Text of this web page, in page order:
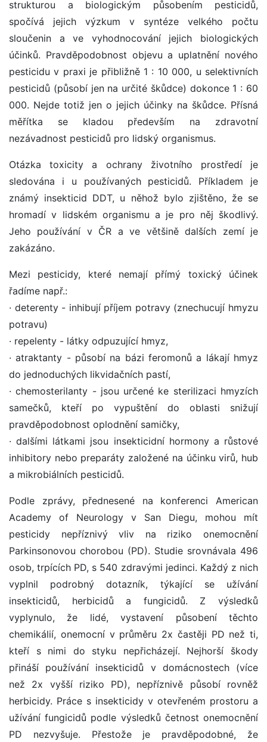
strukturou a biologickým působením pesticidů,
spočívá jejich výzkum v syntéze velkého počtu
sloučenin a ve vyhodnocování jejich biologických
účinků. Pravděpodobnost objevu a uplatnění nového
pesticidu v praxi je přibližně 1 : 10 000, u selektivních
pesticidů (působí jen na určité škůdce) dokonce 1 : 60
000. Nejde totiž jen o jejich účinky na škůdce. Přísná
měřítka se kladou především na zdravotní
nezávadnost pesticidů pro lidský organismus.
Otázka toxicity a ochrany životního prostředí je
sledována i u používaných pesticidů. Příkladem je
známý insekticid DDT, u něhož bylo zjištěno, že se
hromadí v lidském organismu a je pro něj škodlivý.
Jeho používání v ČR a ve většině dalších zemí je
zakázáno.
Mezi pesticidy, které nemají přímý toxický účinek
řadíme např.:
· deterenty - inhibují příjem potravy (znechucují hmyzu
potravu)
· repelenty - látky odpuzující hmyz,
· atraktanty - působí na bázi feromonů a lákají hmyz
do jednoduchých likvidačních pastí,
· chemosterilanty - jsou určené ke sterilizaci hmyzích
samečků, kteří po vypuštění do oblasti snižují
pravděpodobnost oplodnění samičky,
· dalšími látkami jsou insekticidní hormony a růstové
inhibitory nebo preparáty založené na účinku virů, hub
a mikrobiálních pesticidů.
Podle zprávy, přednesené na konferenci American
Academy of Neurology v San Diegu, mohou mít
pesticidy nepříznivý vliv na riziko onemocnění
Parkinsonovou chorobou (PD). Studie srovnávala 496
osob, trpících PD, s 540 zdravými jedinci. Každý z nich
vyplnil podrobný dotazník, týkající se užívání
insekticidů, herbicidů a fungicidů. Z výsledků
vyplynulo, že lidé, vystavení působení těchto
chemikálií, onemocní v průměru 2x častěji PD než ti,
kteří s nimi do styku nepřicházejí. Nejhorší škody
přináší používání insekticidů v domácnostech (více
než 2x vyšší riziko PD), nepříznivě působí rovněž
herbicidy. Práce s insekticidy v otevřeném prostoru a
užívání fungicidů podle výsledků četnost onemocnění
PD nezvyšuje. Přestože je pravděpodobné, že